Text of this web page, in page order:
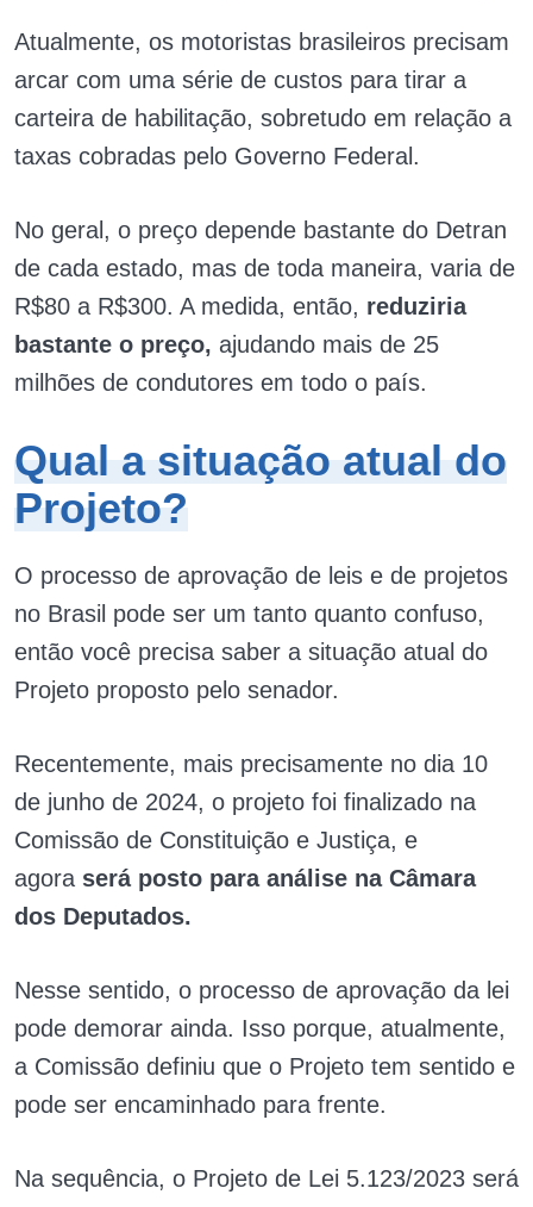
Atualmente, os motoristas brasileiros precisam
arcar com uma série de custos para tirar a
carteira de habilitação, sobretudo em relação a
taxas cobradas pelo Governo Federal.
No geral, o preço depende bastante do Detran
de cada estado, mas de toda maneira, varia de
R$80 a R$300. A medida, então, reduziria
bastante o preço, ajudando mais de 25
milhões de condutores em todo o país.
Qual a situação atual do
Projeto?
O processo de aprovação de leis e de projetos
no Brasil pode ser um tanto quanto confuso,
então você precisa saber a situação atual do
Projeto proposto pelo senador.
Recentemente, mais precisamente no dia 10
de junho de 2024, o projeto foi finalizado na
Comissão de Constituição e Justiça, e
agora será posto para análise na Câmara
dos Deputados.
Nesse sentido, o processo de aprovação da lei
pode demorar ainda. Isso porque, atualmente,
a Comissão definiu que o Projeto tem sentido e
pode ser encaminhado para frente.
Na sequência, o Projeto de Lei 5.123/2023 será